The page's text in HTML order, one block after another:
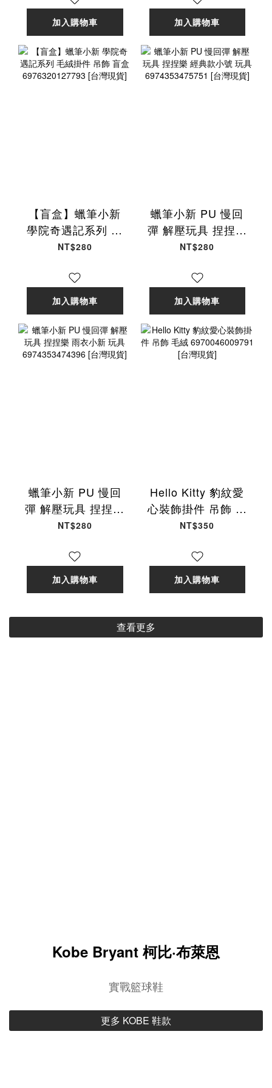
加入購物車 加入購物車
【盲盒】蠟筆小新
學院奇遇記系列 毛
絨掛件 吊飾 盲盒
[台灣現貨]
NT$280
加入購物車
蠟筆小新 PU 慢回
彈 解壓玩具 捏捏樂
經典款小號 玩具
[台灣現貨]
NT$280
加入購物車
蠟筆小新 PU 慢回
彈 解壓玩具 捏捏樂
雨衣小新 玩具
[台灣現貨]
NT$280
加入購物車
Hello Kitty 豹紋愛
心裝飾掛件 吊飾 毛
絨 6970046009791
NT$350
加入購物車
查看更多
Kobe Bryant 柯比·布萊恩
實戰籃球鞋
更多 KOBE 鞋款